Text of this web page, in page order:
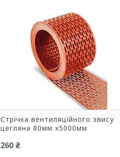
Стрічка вентиляційного звису
цегляна 80мм х5000мм
260 ₴